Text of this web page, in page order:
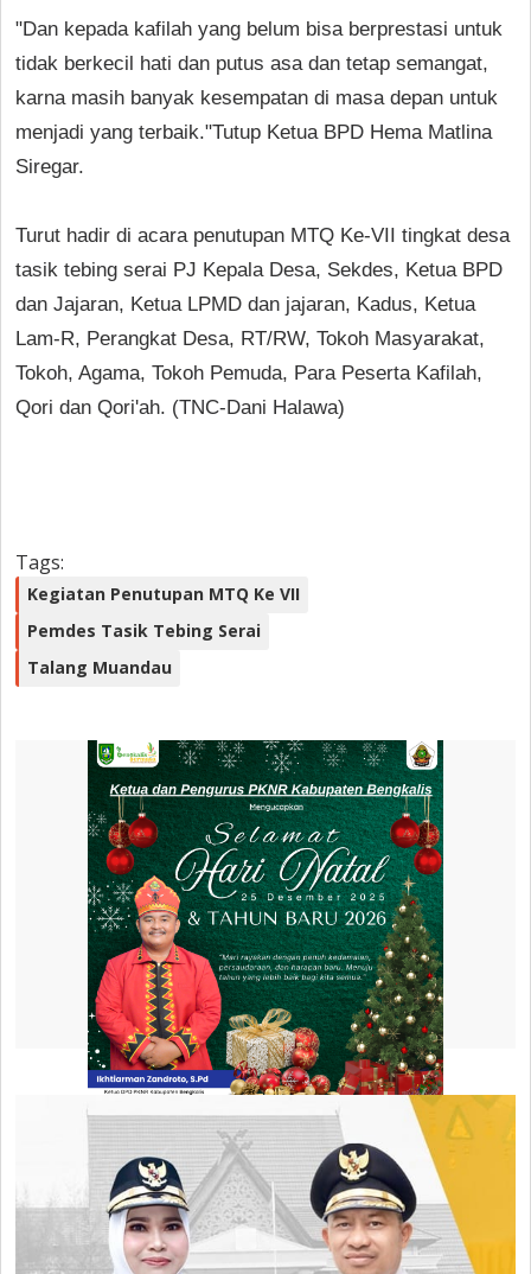
"Dan kepada kafilah yang belum bisa berprestasi untuk
tidak berkecil hati dan putus asa dan tetap semangat,
karna masih banyak kesempatan di masa depan untuk
menjadi yang terbaik."Tutup Ketua BPD Hema Matlina
Siregar.
Turut hadir di acara penutupan MTQ Ke-VII tingkat desa
tasik tebing serai PJ Kepala Desa, Sekdes, Ketua BPD
dan Jajaran, Ketua LPMD dan jajaran, Kadus, Ketua
Lam-R, Perangkat Desa, RT/RW, Tokoh Masyarakat,
Tokoh, Agama, Tokoh Pemuda, Para Peserta Kafilah,
Qori dan Qori'ah. (TNC-Dani Halawa)
Tags:
Kegiatan Penutupan MTQ Ke VII
Pemdes Tasik Tebing Serai
Talang Muandau